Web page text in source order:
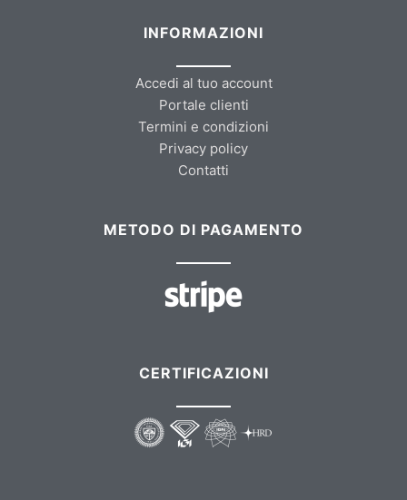
INFORMAZIONI
Accedi al tuo account
Portale clienti
Termini e condizioni
Privacy policy
Contatti
METODO DI PAGAMENTO
CERTIFICAZIONI